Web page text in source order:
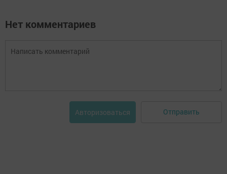
Нет комментариев
Авторизоваться Отправить